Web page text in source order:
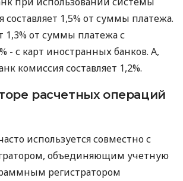
составляет 1,5% от суммы платежа.
1,3% от суммы платежа с
- с карт иностранных банков. А,
комиссия составляет 1,2%.
расчетных операций
используется совместно с
объединяющим учетную
регистратором